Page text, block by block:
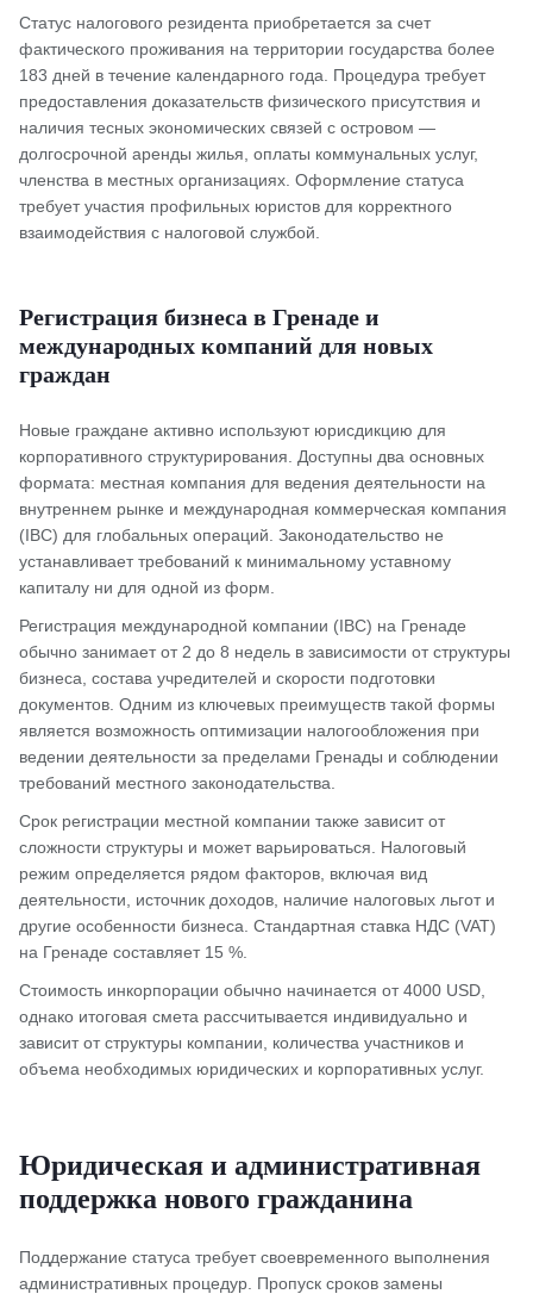
Статус налогового резидента приобретается за счет
фактического проживания на территории государства более
183 дней в течение календарного года. Процедура требует
предоставления доказательств физического присутствия и
наличия тесных экономических связей с островом —
долгосрочной аренды жилья, оплаты коммунальных услуг,
членства в местных организациях. Оформление статуса
требует участия профильных юристов для корректного
взаимодействия с налоговой службой.
Регистрация бизнеса в Гренаде и
международных компаний для новых
граждан
Новые граждане активно используют юрисдикцию для
корпоративного структурирования. Доступны два основных
формата: местная компания для ведения деятельности на
внутреннем рынке и международная коммерческая компания
(IBC) для глобальных операций. Законодательство не
устанавливает требований к минимальному уставному
капиталу ни для одной из форм.
Регистрация международной компании (IBC) на Гренаде
обычно занимает от 2 до 8 недель в зависимости от структуры
бизнеса, состава учредителей и скорости подготовки
документов. Одним из ключевых преимуществ такой формы
является возможность оптимизации налогообложения при
ведении деятельности за пределами Гренады и соблюдении
требований местного законодательства.
Срок регистрации местной компании также зависит от
сложности структуры и может варьироваться. Налоговый
режим определяется рядом факторов, включая вид
деятельности, источник доходов, наличие налоговых льгот и
другие особенности бизнеса. Стандартная ставка НДС (VAT)
на Гренаде составляет 15 %.
Стоимость инкорпорации обычно начинается от 4000 USD,
однако итоговая смета рассчитывается индивидуально и
зависит от структуры компании, количества участников и
объема необходимых юридических и корпоративных услуг.
Юридическая и административная
поддержка нового гражданина
Поддержание статуса требует своевременного выполнения
административных процедур. Пропуск сроков замены